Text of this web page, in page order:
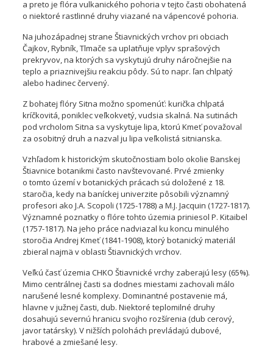
a preto je flóra vulkanického pohoria v tejto časti obohatená
o niektoré rastlinné druhy viazané na vápencové pohoria.
Na juhozápadnej strane Štiavnických vrchov pri obciach
Čajkov, Rybník, Tlmače sa uplatňuje vplyv sprašových
prekryvov, na ktorých sa vyskytujú druhy náročnejšie na
teplo a priaznivejšiu reakciu pôdy. Sú to napr. ľan chlpatý
alebo hadinec červený.
Z bohatej flóry Sitna možno spomenúť: kurička chlpatá
kríčkovitá, poniklec veľkokvetý, vudsia skalná. Na sutinách
pod vrcholom Sitna sa vyskytuje lipa, ktorú Kmeť považoval
za osobitný druh a nazval ju lipa veľkolistá sitnianska.
Vzhľadom k historickým skutočnostiam bolo okolie Banskej
Štiavnice botanikmi často navštevované. Prvé zmienky
o tomto území v botanických prácach sú doložené z 18.
staročia, kedy na baníckej univerzite pôsobili významný
profesori ako J.A. Scopoli (1725-1788) a M.J. Jacquin (1727-1817).
Významné poznatky o flóre tohto územia priniesol P. Kitaibel
(1757-1817). Na jeho práce nadviazal ku koncu minulého
storočia Andrej Kmeť (1841-1908), ktorý botanický materiál
zbieral najmä v oblasti Štiavnických vrchov.
Veľkú časť územia CHKO Štiavnické vrchy zaberajú lesy (65%).
Mimo centrálnej časti sa dodnes miestami zachovali málo
narušené lesné komplexy. Dominantné postavenie má,
hlavne v južnej časti, dub. Niektoré teplomilné druhy
dosahujú severnú hranicu svojho rozšírenia (dub cerový,
javor tatársky). V nižších polohách prevládajú dubové,
hrabové a zmiešané lesy.